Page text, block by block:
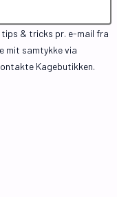
& tricks pr. e-mail fra
mit samtykke via
Kagebutikken.